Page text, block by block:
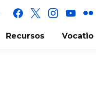
facebook
x instagram
youtube
flickr
Recursos Vocatio